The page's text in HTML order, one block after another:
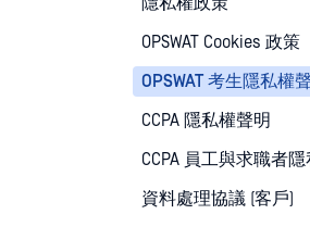
OPSWAT Cookies 政策
OPSWAT 考生隱私權
CCPA 隱私權聲明
CCPA 員工與求職者
資料處理協議 (客戶)